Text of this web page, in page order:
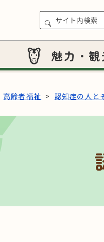
魅力・
高齢者福祉 認知症の人と